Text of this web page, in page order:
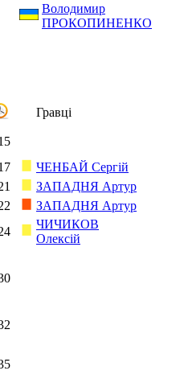
Володимир
ПРОКОПИНЕНКО
Гравці
ЧЕНБАЙ Сергій
ЗАПАДНЯ Артур
ЗАПАДНЯ Артур
ЧИЧИКОВ
Олексій